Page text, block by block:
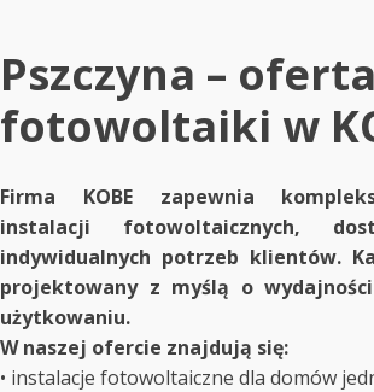
Pszczyna – oferta
fotowoltaiki w
Firma KOBE zapewnia
instalacji fotowoltaicznych,
indywidualnych potrzeb klientów.
projektowany z myślą o
użytkowaniu.
W naszej ofercie znajdują się:
• instalacje fotowoltaiczne dla domów